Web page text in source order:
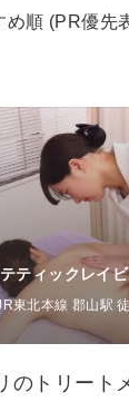
め順 (PR優先
ティックレイ
東北本線 郡山駅
のトリート